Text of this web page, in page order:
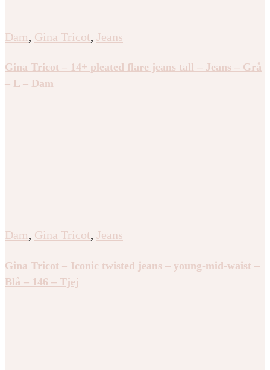
Dam, Gina Tricot, Jeans
Gina Tricot – 14+ pleated flare jeans tall – Jeans – Grå
– L – Dam
Dam, Gina Tricot, Jeans
Gina Tricot – Iconic twisted jeans – young-mid-waist –
Blå – 146 – Tjej